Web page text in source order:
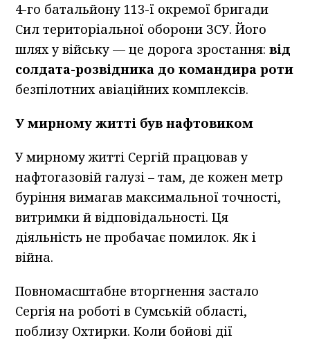
4-го батальйону 113-ї окремої бригади
Сил територіальної оборони ЗСУ. Його
шлях у війську — це дорога зростання:від
солдата-розвідника до командира роти
безпілотних авіаційних комплексів.
У мирному житті був нафтовиком
У мирному житті Сергій працював у
нафтогазовій галузі – там, де кожен метр
буріння вимагав максимальної точності,
витримки й відповідальності. Ця
діяльність не пробачає помилок. Як і
війна.
Повномасштабне вторгнення застало
Сергія на роботі в Сумській області,
поблизу Охтирки. Коли бойові дії